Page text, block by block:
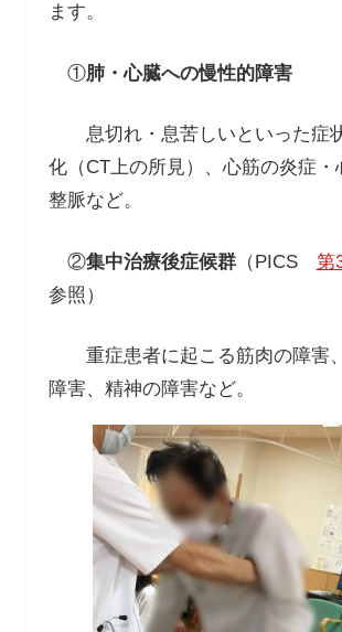
ます。
①肺・心臓への慢性的障害
息切れ・息苦しいといった症
化（CT上の所見）、心筋の炎症・
整脈など。
②集中治療後症候群（PICS 第
参照）
重症患者に起こる筋肉の障害
障害、精神の障害など。